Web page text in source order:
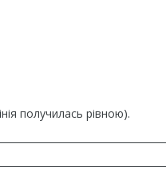
получилась рівною).